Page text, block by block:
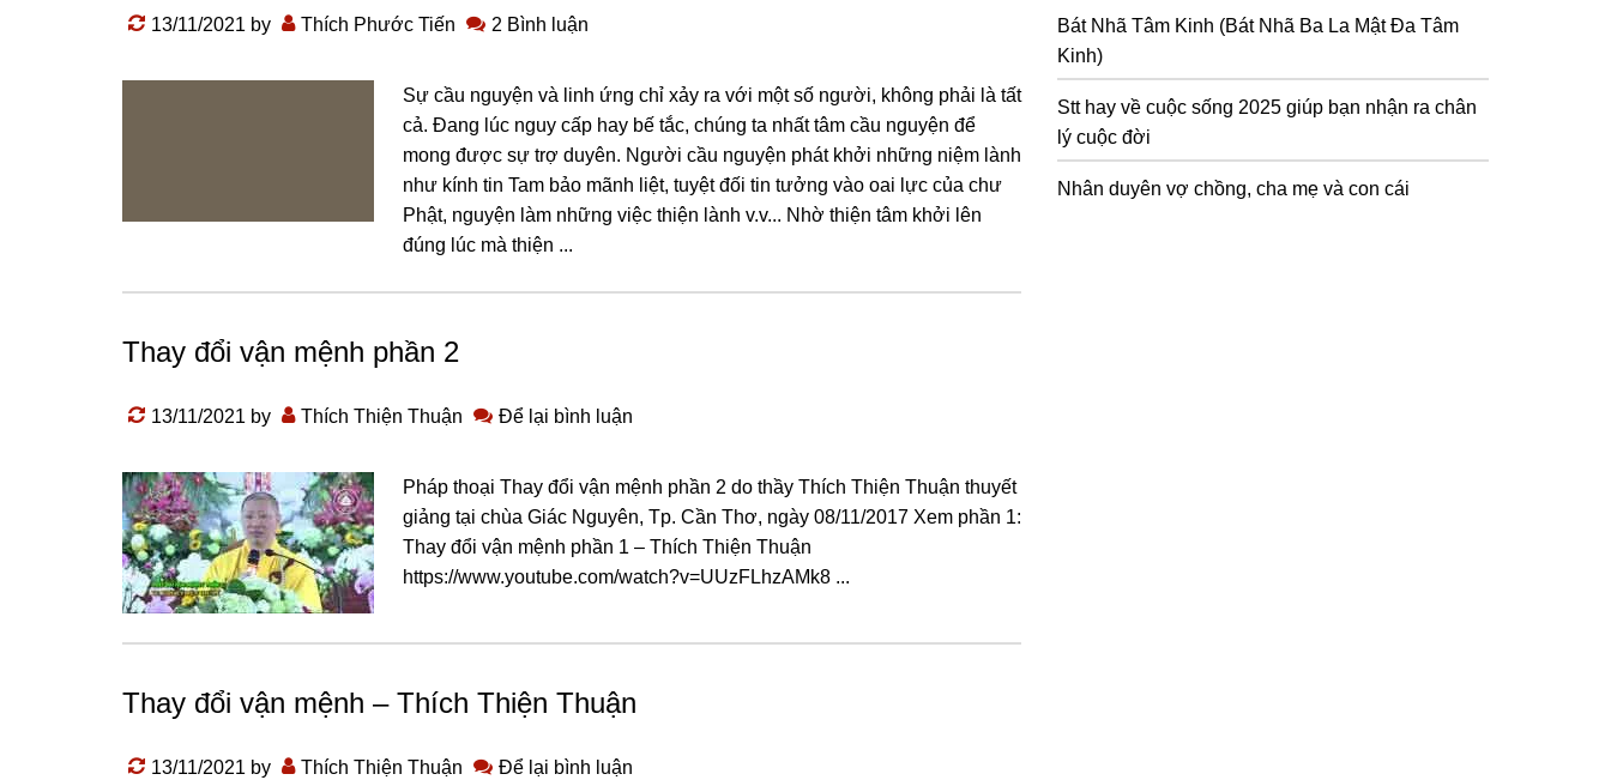
13/11/2021 by Thích Phước Tiến 2 Bình luận
Sự cầu nguyện và linh ứng chỉ xảy ra với một số người, không phải là tất
cả. Đang lúc nguy cấp hay bế tắc, chúng ta nhất tâm cầu nguyện để
mong được sự trợ duyên. Người cầu nguyện phát khởi những niệm lành
như kính tin Tam bảo mãnh liệt, tuyệt đối tin tưởng vào oai lực của chư
Phật, nguyện làm những việc thiện lành v.v... Nhờ thiện tâm khởi lên
đúng lúc mà thiện ...
Thay đổi vận mệnh phần 2
13/11/2021 by Thích Thiện Thuận Để lại bình luận
Pháp thoại Thay đổi vận mệnh phần 2 do thầy Thích Thiện Thuận thuyết
giảng tại chùa Giác Nguyên, Tp. Cần Thơ, ngày 08/11/2017 Xem phần 1:
Thay đổi vận mệnh phần 1 – Thích Thiện Thuận
https://www.youtube.com/watch?v=UUzFLhzAMk8 ...
Thay đổi vận mệnh – Thích Thiện Thuận
13/11/2021 by Thích Thiện Thuận Để lại bình luận
Bát Nhã Tâm Kinh (Bát Nhã Ba La Mật Đa Tâm
Kinh)
Stt hay về cuộc sống 2025 giúp bạn nhận ra chân
lý cuộc đời
Nhân duyên vợ chồng, cha mẹ và con cái